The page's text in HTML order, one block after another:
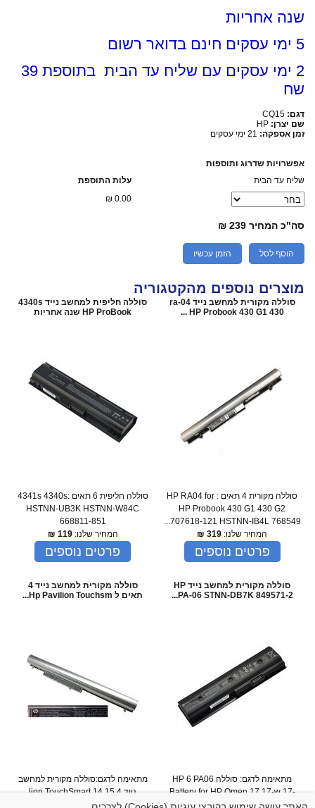
שנה אחריות
5 ימי עסקים חינם בדואר רשום
2 ימי עסקים עם שליח עד הבית בתוספת 39
שח
דגם: CQ15
שם יצרן: HP
זמן אספקה: 21 ימי עסקים
אפשרויות שדרוג ותוספות
שליח עד הבית
עלות התוספת
0.00
₪
סה"כ המחיר 239 ₪
הוסף לסל הזמן עכשיו
מוצרים נוספים מהקטגוריה
סוללה מקורית למחשב נייד ra-04
HP Probook 430 G1 430 ...
סוללה מקורית 4 תאים : HP RA04 for
HP Probook 430 G1 430 G2
707618-121 HSTNN-IB4L 768549...
המחיר שלנו: 319
₪
פרטים נוספים
סוללה חליפית למחשב נייד 4340s
HP ProBook שנה אחריות
סוללה חליפית 6 תאים :4341s 4340s
HSTNN-UB3K HSTNN-W84C
668811-851
המחיר שלנו:119
₪
פרטים נוספים
סוללה מקורית למחשב נייד HP
PA-06 STNN-DB7K 849571-2...
מתאימה לדגם: סוללה HP 6 PA06
Battery for HP Omen 17 17-w 17-
ab200 17t-ab00 HSTNN-DB7K 8...
סוללה מקורית למחשב נייד 4
תאים ל Hp Pavilion Touchsm...
מתאימה לדגם:סוללה מקורית למחשב
נייד 4 lion TouchSmart 14 15
Notebook PC series LA03 14 ...